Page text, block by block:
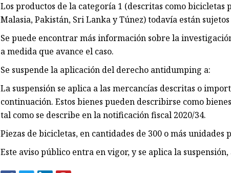
Los productos de la categoría 1 (descritas como bicicletas
Malasia, Pakistán, Sri Lanka y Túnez) todavía están
Se puede encontrar más información sobre la
a medida que avance el caso.
Se suspende la aplicación del derecho antidumping a:
La suspensión se aplica a las mercancías descritas o
continuación. Estos bienes pueden describirse como
tal como se describe en la notificación fiscal 2020/34.
Piezas de bicicletas, en cantidades de 300 o más
Este aviso público entra en vigor, y se aplica la